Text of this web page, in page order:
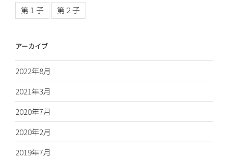
第１子 第２子
アーカイブ
2022年8月
2021年3月
2020年7月
2020年2月
2019年7月